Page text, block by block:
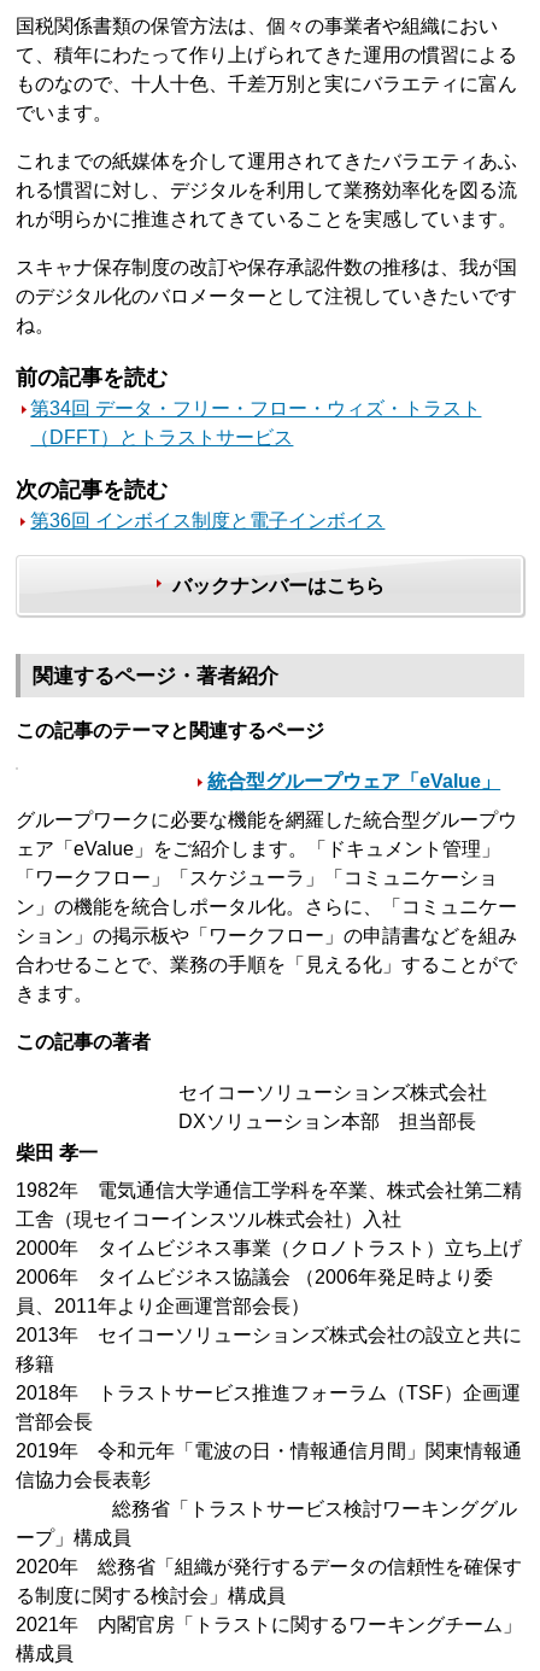
国税関係書類の保管方法は、個々の事業者や組織におい
て、積年にわたって作り上げられてきた運用の慣習による
ものなので、十人十色、千差万別と実にバラエティに富ん
でいます。
これまでの紙媒体を介して運用されてきたバラエティあふ
れる慣習に対し、デジタルを利用して業務効率化を図る流
れが明らかに推進されてきていることを実感しています。
スキャナ保存制度の改訂や保存承認件数の推移は、我が国
のデジタル化のバロメーターとして注視していきたいです
ね。
前の記事を読む
第34回 データ・フリー・フロー・ウィズ・トラスト
（DFFT）とトラストサービス
次の記事を読む
第36回 インボイス制度と電子インボイス
バックナンバーはこちら
関連するページ・著者紹介
この記事のテーマと関連するページ
統合型グループウェア「eValue」
グループワークに必要な機能を網羅した統合型グループウ
ェア「eValue」をご紹介します。「ドキュメント管理」
「ワークフロー」「スケジューラ」「コミュニケーショ
ン」の機能を統合しポータル化。さらに、「コミュニケー
ション」の掲示板や「ワークフロー」の申請書などを組み
合わせることで、業務の手順を「見える化」することがで
きます。
この記事の著者
セイコーソリューションズ株式会社
DXソリューション本部 担当部長
柴田 孝一
1982年 電気通信大学通信工学科を卒業、株式会社第二精
工舎（現セイコーインスツル株式会社）入社
2000年 タイムビジネス事業（クロノトラスト）立ち上げ
2006年 タイムビジネス協議会 （2006年発足時より委
員、2011年より企画運営部会長）
2013年 セイコーソリューションズ株式会社の設立と共に
移籍
2018年 トラストサービス推進フォーラム（TSF）企画運
営部会長
2019年 令和元年「電波の日・情報通信月間」関東情報通
信協力会長表彰
総務省「トラストサービス検討ワーキンググル
ープ」構成員
2020年 総務省「組織が発行するデータの信頼性を確保す
る制度に関する検討会」構成員
2021年 内閣官房「トラストに関するワーキングチーム」
構成員